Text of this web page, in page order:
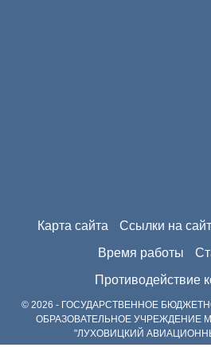
Карта сайта Ссылки на
Время работы
Противодействие
© 2026 - ГОСУДАРСТВЕННОЕ
ОБРАЗОВАТЕЛЬНОЕ УЧРЕЖДЕНИЕ
"ЛУХОВИЦКИЙ